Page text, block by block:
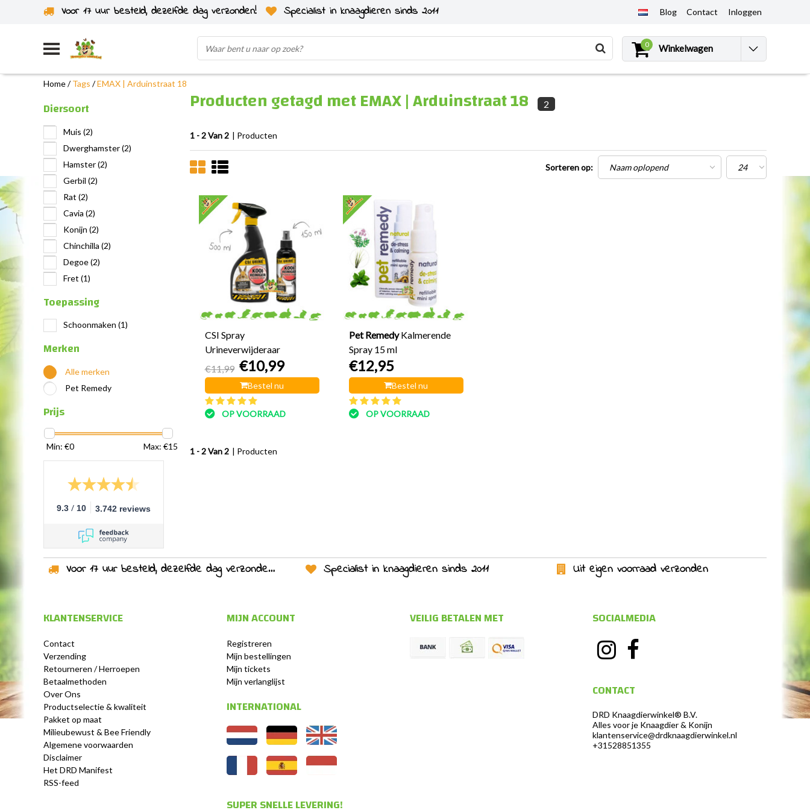
Voor 17 uur besteld, dezelfde dag verzonden!
Specialist in knaagdieren sinds 2011
Uit eigen voorraad verzonden
Blog Contact Inloggen
0 Winkelwagen
Home/Tags /EMAX | Arduinstraat 18
Diersoort
Muis (2)
Dwerghamster(2)
Hamster(2)
Gerbil (2)
Rat (2)
Cavia (2)
Konijn (2)
Chinchilla (2)
Degoe(2)
Fret (1)
Toepassing
Schoonmaken (1)
Merken
Alle merken
Pet Remedy
Prijs
Min: €0 Max: €15
9.3 / 10 3.742 reviews
Producten getagd met EMAX | Arduinstraat 18 2
1 - 2 Van 2 | Producten
Sorteren op:
CSI Spray
Urineverwijderaar
€11,99 €10,99
Bestel nu
OP VOORRAAD
Pet Remedy Kalmerende
Spray 15 ml
€12,95
Bestel nu
OP VOORRAAD
1 - 2 Van 2 | Producten
Voor 17 uur besteld, dezelfde dag verzonden! Specialist in knaagdieren sinds 2011 Uit eigen voorraad verzonden
KLANTENSERVICE
Contact
Verzending
Retourneren / Herroepen
Betaalmethoden
Over Ons
Productselectie & kwaliteit
Pakket op maat
Milieubewust & Bee Friendly
Algemene voorwaarden
Disclaimer
Het DRD Manifest
RSS-feed
MIJN ACCOUNT
Registreren
Mijn bestellingen
Mijn tickets
Mijn verlanglijst
INTERNATIONAL
SUPER SNELLE LEVERING!
VEILIG BETALEN MET SOCIALMEDIA
CONTACT
DRD Knaagdierwinkel® B.V.
Alles voor je Knaagdier & Konijn
klantenservice@drdknaagdierwinkel.nl
+31528851355